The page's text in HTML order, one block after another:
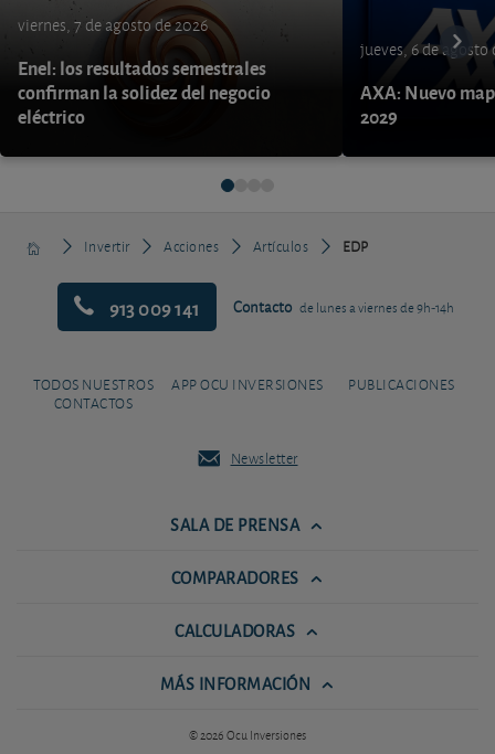
viernes, 7 de agosto de 2026
Enel: los resultados semestrales
confirman la solidez del negocio
eléctrico
jueves, 6 de agosto
AXA: Nuevo
2029
Invertir Acciones Artículos EDP
913 009 141 Contacto de lunes a viernes de 9h-14h
TODOS NUESTROS
CONTACTOS
APP OCU INVERSIONES PUBLICACIONES
Newsletter
SALA DE PRENSA
COMPARADORES
CALCULADORAS
MÁS INFORMACIÓN
© 2026 Ocu Inversiones